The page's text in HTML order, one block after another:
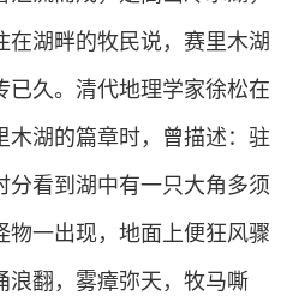
在湖畔的牧民说，赛里木湖
已久。清代地理学家徐松在
木湖的篇章时，曾描述：驻
分看到湖中有一只大角多须
物一出现，地面上便狂风骤
浪翻，雾瘴弥天，牧马嘶